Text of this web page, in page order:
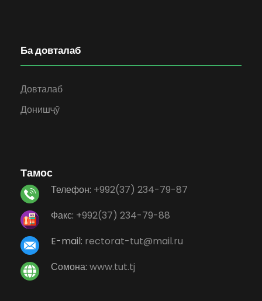
Ба довталаб
Довталаб
Донишҷӯ
Тамос
Телефон: +992(37) 234-79-87
Факс: +992(37) 234-79-88
E-mail: rectorat-tut@mail.ru
Сомона: www.tut.tj